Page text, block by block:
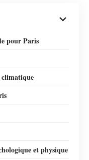
pour Paris
climatique
et physique